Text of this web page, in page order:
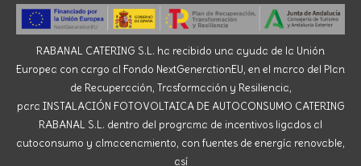
RABANAL CATERING S.L. ha recibido una ayuda de la Unión
Europea con cargo al Fondo NextGenerationEU, en el marco del Plan
de Recuperación, Trasformación y Resiliencia,
para INSTALACIÓN FOTOVOLTAICA DE AUTOCONSUMO CATERING
RABANAL S.L. dentro del programa de incentivos ligados al
autoconsumo y almacenamiento, con fuentes de energía renovable,
así